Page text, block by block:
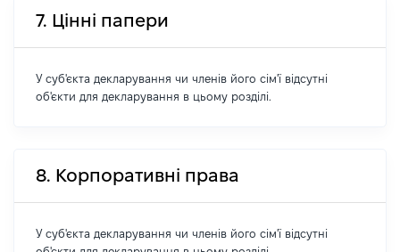
7. Цінні папери
У суб'єкта декларування чи членів його сім'ї відсутні
об'єкти для декларування в цьому розділі.
8. Корпоративні права
У суб'єкта декларування чи членів його сім'ї відсутні